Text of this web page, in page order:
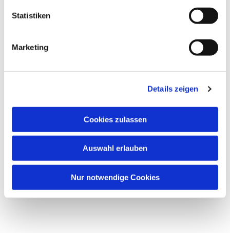
Statistiken
Marketing
Details zeigen
Cookies zulassen
Auswahl erlauben
Nur notwendige Cookies